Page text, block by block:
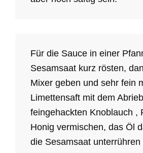
Für die Sauce in einer
Sesamsaat kurz rösten,
Mixer geben und sehr fein
Limettensaft mit dem
feingehackten Knoblauch ,
Honig vermischen, das Öl
die Sesamsaat unterrühren